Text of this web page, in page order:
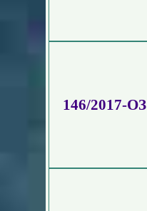
146/2017-ОЗ